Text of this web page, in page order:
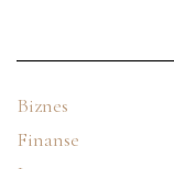
Biznes
Finanse